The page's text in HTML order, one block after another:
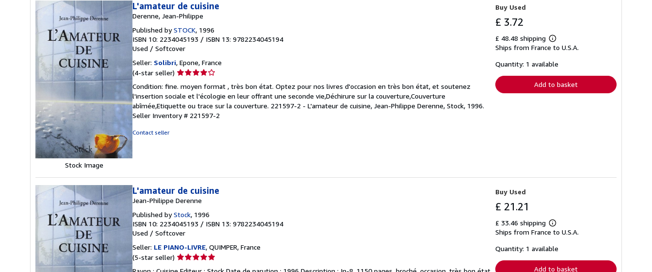
Stock Image
L'amateur de cuisine
Derenne, Jean-Philippe
Published bySTOCK, 1996
ISBN 10: 2234045193 / ISBN 13: 9782234045194
Used / Softcover
Seller: Solibri, Epone, France
(4-star seller) Seller
4
out
of
5
Condition: fine. moyen format , très bon état. Optez pour nos livres d'occasion en très bon état, et soutenez
l'insertion sociale et l'écologie en leur offrant une seconde vie,Déchirure sur la couverture,Couverture
abîmée,Etiquette ou trace sur la couverture. 221597-2 - L'amateur de cuisine, Jean-Philippe Derenne, Stock, 1996.
Seller Inventory # 221597-2
Contact seller
Buy Used
£ 3.72
£ 48.48 shipping
Learn
more
shipping
Ships from France to U.S.A.
Quantity: 1 available
Add to basket
L'amateur de cuisine
Jean-Philippe Derenne
Published byStock, 1996
ISBN 10: 2234045193 / ISBN 13: 9782234045194
Used / Softcover
Seller: LE PIANO-LIVRE, QUIMPER, France
(5-star seller) Seller
Buy Used
£ 21.21
£ 33.46 shipping
Learn
more
shipping
Ships from France to U.S.A.
Quantity: 1 available
Add to basket